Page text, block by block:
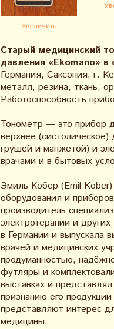
Увеличить
Старый медицинский
давления «Ekomano» в
Германия, Саксония, г.
металл, резина, ткань,
Работоспособность
Тонометр — это прибор
верхнее
грушей и манжетой) и
врачами и в бытовых
Эмиль Кобер (Emil
оборудования и
производитель
электротерапии и
в Германии и выпускала
врачей и медицинских
продуманностью,
футляры и
выставках и
признанию его
представляют интерес
медицины.